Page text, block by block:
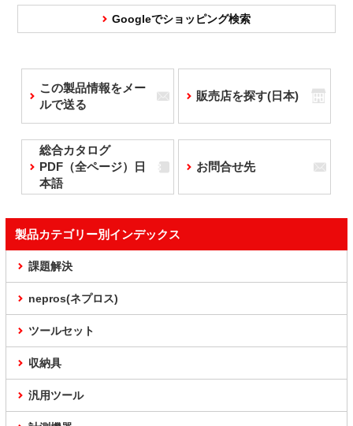
Googleでショッピング検索
この製品情報をメー
ルで送る
販売店を探す(日本)
総合カタログ
PDF（全ページ）日
本語
お問合せ先
製品カテゴリー別インデックス
課題解決
nepros(ネプロス)
ツールセット
収納具
汎用ツール